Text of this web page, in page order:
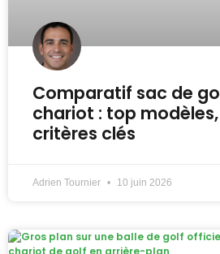
Comparatif sac de
chariot : top
critères clés
Adrien Tournier 10 juin 2026